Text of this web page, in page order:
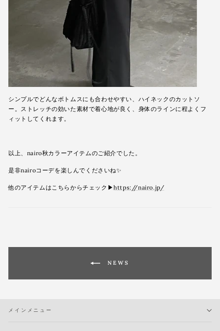
シンプルでどんなボトムスにも合わせやすい、ハイネックのカットソ
ー。ストレッチの効いた素材で着心地が良く、身体のラインに程よくフ
ィットしてくれます。
以上、nairo秋カラーアイテムのご紹介でした。
是非nairoコーデを楽しんでくださいね✨
他のアイテムはこちらからチェック▶︎https://nairo.jp/
NEWS
メインメニュー